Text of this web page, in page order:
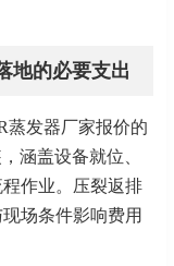
地的必要支出
蒸发器厂家报价的
涵盖设备就位、
作业。压裂返排
场条件影响费用